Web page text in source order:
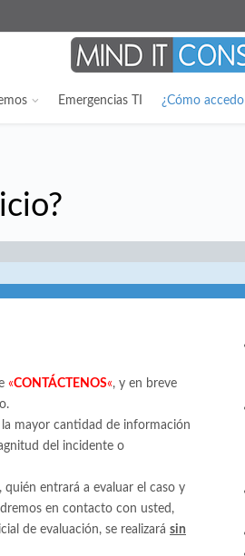
Emergencias TI ¿Cómo
«CONTÁCTENOS«, y en breve
mayor cantidad de información
del incidente o
quién entrará a evaluar el caso y
en contacto con usted,
de evaluación, se realizará sin